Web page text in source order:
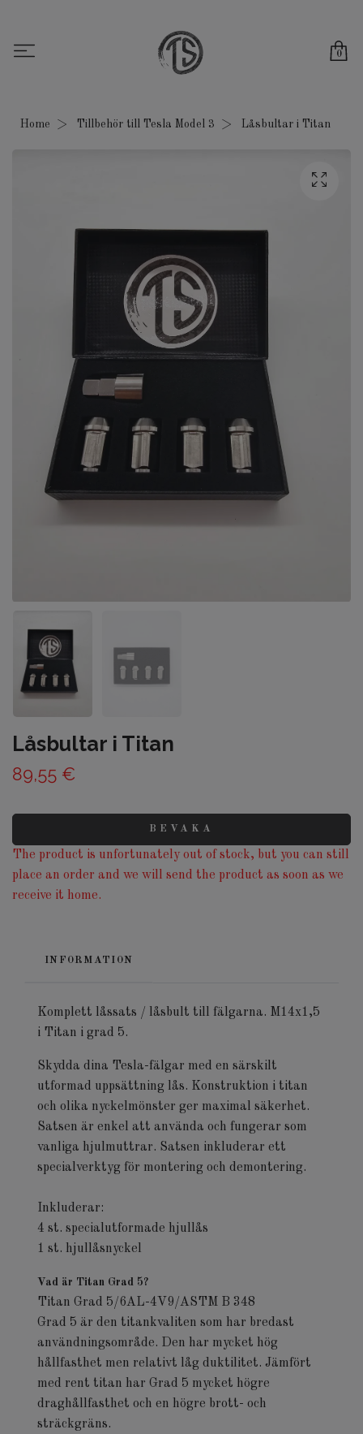
0
Home Tillbehör till Tesla Model 3 Låsbultar i Titan
Låsbultar i Titan
89,55 €
BEVAKA
The product is unfortunately out of stock, but you can still
place an order and we will send the product as soon as we
receive it home.
INFORMATION
Komplett låssats / låsbult till fälgarna. M14x1,5
i Titan i grad 5.
Skydda dina Tesla-fälgar med en särskilt
utformad uppsättning lås. Konstruktion i titan
och olika nyckelmönster ger maximal säkerhet.
Satsen är enkel att använda och fungerar som
vanliga hjulmuttrar. Satsen inkluderar ett
specialverktyg för montering och demontering.
Inkluderar:
4 st. specialutformade hjullås
1 st. hjullåsnyckel
Vad är Titan Grad 5?
Titan Grad 5/6AL-4V9/ASTM B 348
Grad 5 är den titankvaliten som har bredast
användningsområde. Den har mycket hög
hållfasthet men relativt låg duktilitet. Jämfört
med rent titan har Grad 5 mycket högre
draghållfasthet och en högre brott- och
sträckgräns.